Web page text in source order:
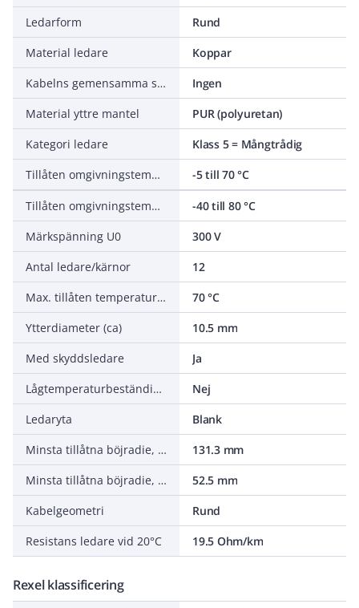
Ledarform
Rund
Material ledare
Koppar
Kabelns gemensamma skärm
Ingen
Material yttre mantel
PUR (polyuretan)
Kategori ledare
Klass 5 = Mångtrådig
Tillåten omgivningstemperatur under montering/hantering
-5 till 70 °C
Tillåten omgivningstemperatur under drift utan vibrationer
-40 till 80 °C
Märkspänning U0
300 V
Antal ledare/kärnor
12
Max. tillåten temperatur ledare
70 °C
Ytterdiameter (ca)
10.5 mm
Med skyddsledare
Ja
Lågtemperaturbeständig (EN 60811-504+505+506)
Nej
Ledaryta
Blank
Minsta tillåtna böjradie, rörlig tillämpning med fri rörelse
131.3 mm
Minsta tillåtna böjradie, stationär tillämpning/permanent installation
52.5 mm
Kabelgeometri
Rund
Resistans ledare vid 20°C
19.5 Ohm/km
Rexel klassificering